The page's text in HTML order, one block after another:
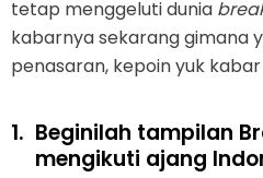
tetap menggeluti dunia
kabarnya sekarang gimana
penasaran, kepoin yuk
1. Beginilah tampilan
mengikuti ajang